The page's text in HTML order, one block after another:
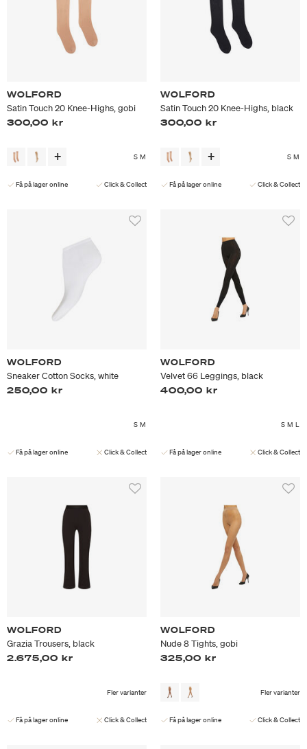
WOLFORD
Satin Touch 20 Knee-Highs, gobi
300,00 kr
S M
Få på lager online Click & Collect
WOLFORD
Satin Touch 20 Knee-Highs, black
300,00 kr
S M
Få på lager online Click & Collect
WOLFORD
Sneaker Cotton Socks, white
250,00 kr
S M
Få på lager online Click & Collect
WOLFORD
Velvet 66 Leggings, black
400,00 kr
S M L
Få på lager online Click & Collect
WOLFORD
Grazia Trousers, black
2.675,00 kr
Fler varianter
Få på lager online Click & Collect
WOLFORD
Nude 8 Tights, gobi
325,00 kr
Fler varianter
Få på lager online Click & Collect